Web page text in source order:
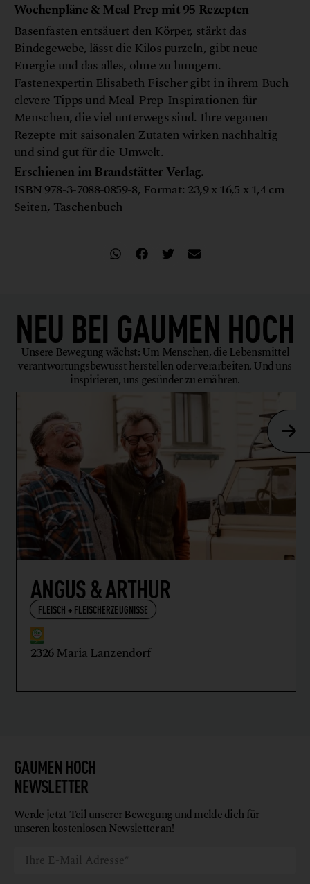
Wochenpläne & Meal Prep mit 95 Rezepten
Basenfasten entsäuert den Körper, stärkt das
Bindegewebe, lässt die Kilos purzeln, gibt neue
Energie und das alles, ohne zu hungern.
Fastenexpertin Elisabeth Fischer gibt in ihrem Buch
clevere Tipps und Meal-Prep-Inspirationen für
Menschen, die viel unterwegs sind. Ihre veganen
Rezepte mit saisonalen Zutaten wirken nachhaltig
und sind gut für die Umwelt.
Erschienen im Brandstätter Verlag.
ISBN 978-3-7088-0859-8, Format: 23,9 x 16,5 x 1,4 cm
Seiten, Taschenbuch
NEU BEI GAUMEN HOCH
Unsere Bewegung wächst: Um Menschen, die Lebensmittel
verantwortungsbewusst herstellen oder verarbeiten. Und uns
inspirieren, uns gesünder zu ernähren.
ANGUS & ARTHUR
FLEISCH + FLEISCHERZEUGNISSE
2326 Maria Lanzendorf
GAUMEN HOCH
NEWSLETTER
Werde jetzt Teil unserer Bewegung und melde dich für
unseren kostenlosen Newsletter an!